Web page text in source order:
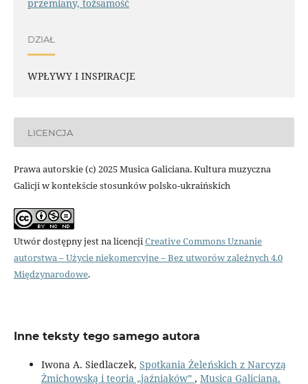
przemiany, tożsamość
DZIAŁ
WPŁYWY I INSPIRACJE
LICENCJA
Prawa autorskie (c) 2025 Musica Galiciana. Kultura muzyczna
Galicji w kontekście stosunków polsko-ukraińskich
Utwór dostępny jest na licencji Creative Commons Uznanie
autorstwa – Użycie niekomercyjne – Bez utworów zależnych 4.0
Międzynarodowe.
Inne teksty tego samego autora
Iwona A. Siedlaczek, Spotkania Żeleńskich z Narcyzą
Żmichowską i teoria „jaźniaków” , Musica Galiciana.